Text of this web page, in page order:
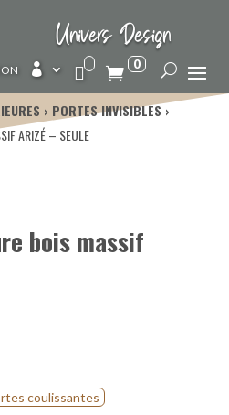
Univers Design
 0
PORTES INVISIBLES
ARIZÉ – SEULE
bois massif
coulissantes